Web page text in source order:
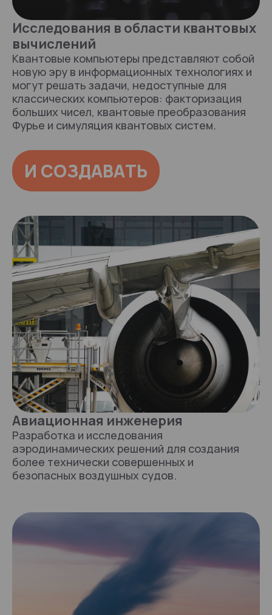
Исследования в области квантовых
вычислений
Квантовые компьютеры представляют собой
новую эру в информационных технологиях и
могут решать задачи, недоступные для
классических компьютеров: факторизация
больших чисел, квантовые преобразования
Фурье и симуляция квантовых систем.
И СОЗДАВАТЬ
Авиационная инженерия
Разработка и исследования
аэродинамических решений для создания
более технически совершенных и
безопасных воздушных судов.